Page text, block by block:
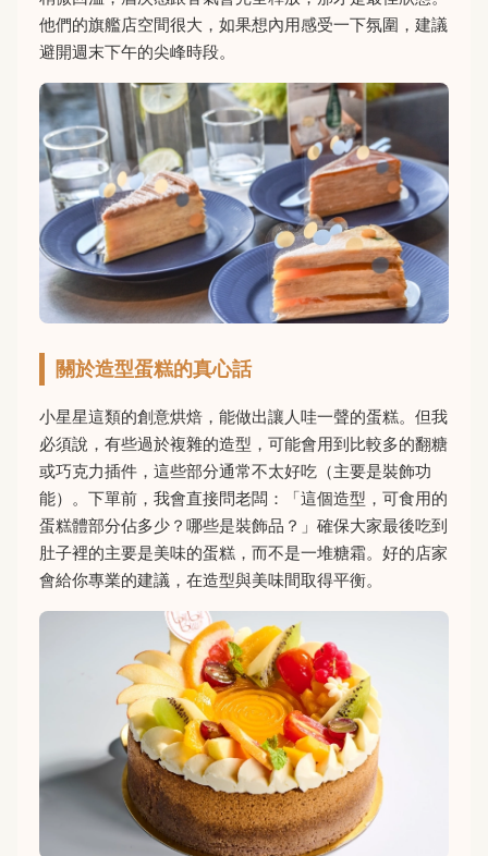
他們的旗艦店空間很大，如果想內用感受一下氛圍，建議
避開週末下午的尖峰時段。
關於造型蛋糕的真心話
小星星這類的創意烘焙，能做出讓人哇一聲的蛋糕。但我
必須說，有些過於複雜的造型，可能會用到比較多的翻糖
或巧克力插件，這些部分通常不太好吃（主要是裝飾功
能）。下單前，我會直接問老闆：「這個造型，可食用的
蛋糕體部分佔多少？哪些是裝飾品？」確保大家最後吃到
肚子裡的主要是美味的蛋糕，而不是一堆糖霜。好的店家
會給你專業的建議，在造型與美味間取得平衡。